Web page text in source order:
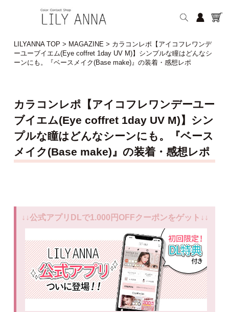
LILYANNA TOP > MAGAZINE> カラコンレポ【アイコフレワンデ
ーユーブイエム(Eye coffret 1day UV M)】シンプルな瞳はどんなシ
ーンにも。『ベースメイク(Base make)』の装着・感想レポ
カラコンレポ【アイコフレワンデーユー
ブイエム(Eye coffret 1day UV M)】シン
プルな瞳はどんなシーンにも。『ベース
メイク(Base make)』の装着・感想レポ
↓↓公式アプリDLで1.000円OFFクーポンをゲット↓↓